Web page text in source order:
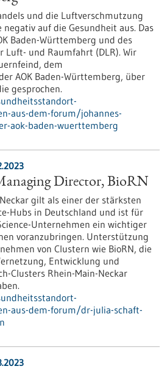
und die Luftverschmutzung
auf die Gesundheit aus. Das
Baden-Württemberg und des
Luft- und Raumfahrt (DLR). Wir
dem
AOK Baden-Württemberg, über
gesprochen.
aus-dem-forum/johannes-
aok-baden-wuerttemberg
Director, BioRN
gilt als einer der stärksten
Hubs in Deutschland und ist für
Unternehmen ein wichtiger
voranzubringen. Unterstützung
von Clustern wie BioRN, die
Entwicklung und
Clusters Rhein-Main-Neckar
aus-dem-forum/dr-julia-schaft-